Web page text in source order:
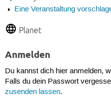
Eine Veranstaltung
Planet
Anmelden
Du kannst dich hier anmelden,
Falls du dein Passwort
zusenden lassen.